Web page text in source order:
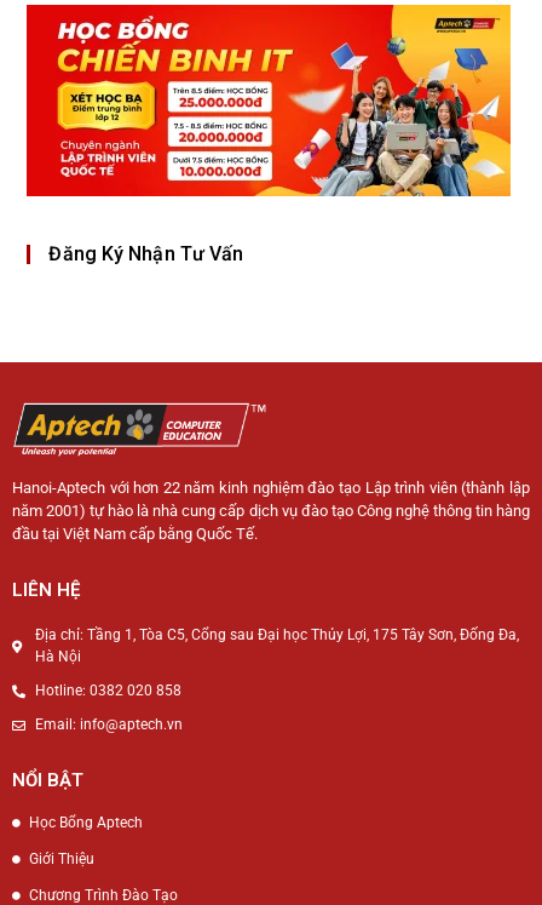
Đăng Ký Nhận Tư Vấn
Hanoi-Aptech với hơn 22 năm kinh nghiệm đào tạo Lập trình viên (thành lập
năm 2001) tự hào là nhà cung cấp dịch vụ đào tạo Công nghệ thông tin hàng
đầu tại Việt Nam cấp bằng Quốc Tế.
LIÊN HỆ
Địa chỉ: Tầng 1, Tòa C5, Cổng sau Đại học Thủy Lợi, 175 Tây Sơn, Đống Đa,
Hà Nội
Hotline: 0382 020 858
Email: info@aptech.vn
NỔI BẬT
Học Bổng Aptech
Giới Thiệu
Chương Trình Đào Tạo